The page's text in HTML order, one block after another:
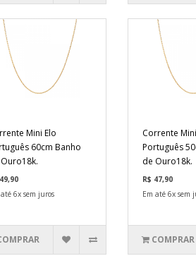
Mini Elo
60cm Banho
6x sem juros
Corrente
Português
de Ouro18k.
R$ 47,90
Em até 6x sem
COMPRAR